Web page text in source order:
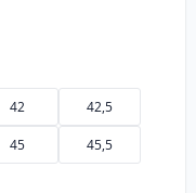
42 42,5
45 45,5